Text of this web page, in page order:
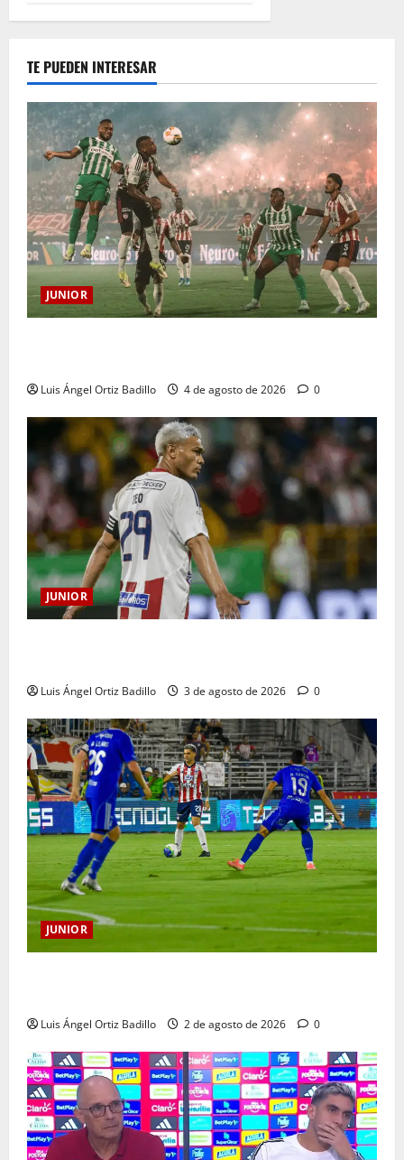
TE PUEDEN INTERESAR
JUNIOR
Luis Ángel Ortiz Badillo 4 de agosto de 2026 0
JUNIOR
Luis Ángel Ortiz Badillo 3 de agosto de 2026 0
JUNIOR
Luis Ángel Ortiz Badillo 2 de agosto de 2026 0